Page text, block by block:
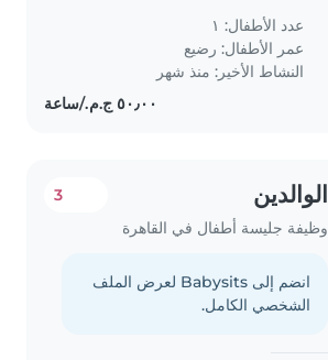
عدد الأطفال: ١
عمر الأطفال: رضيع
النشاط الأخير: منذ شهر
الوالدين
وظيفة جليسة أطفال في القاهرة
3
انضم إلى Babysits لعرض الملف
الشخصي الكامل.